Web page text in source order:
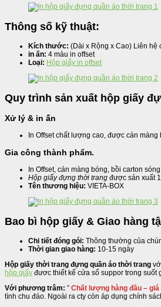
Thông số kỹ thuật:
Kích thước: (Dài x Rộng x Cao) Liên hệ
in ấn: 4 màu in offset
Loại: Hộp giấy in offset
Quy trình sản xuất hộp giấy
Xử lý & in ấn
In Offset chất lượng cao, được cán
Gia công thành phẩm.
In Offset, cán màng bóng, bồi carton
Hộp giấy đựng thời trang được sản xuất
Tên thương hiệu: VIETA-BOX
Bao bì hộp giấy & Giao hàng
Chi tiết đóng gói: Thông thường của
Thời gian giao hàng: 10-15 ngày
Hộp giấy thời trang đựng quần áo thời trang
hộp giấy đươc thiết kế cửa sổ suppor trong
Với phương trâm: ” Chất lượng hàng đầu –
tình chu đáo. Ngoài ra cty còn áp dụng chính